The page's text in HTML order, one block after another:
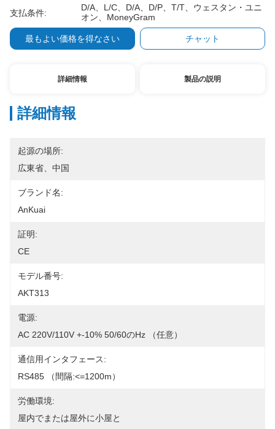
支払条件:
D/A、L/C、D/A、D/P、T/T、ウェスタン・ユニ
オン、MoneyGram
最もよい価格を得なさい チャット
詳細情報 製品の説明
詳細情報
起源の場所:
広東省、中国
ブランド名:
AnKuai
証明:
CE
モデル番号:
AKT313
電源:
AC 220V/110V +-10% 50/60のHz （任意）
通信用インタフェース:
RS485 （間隔:<=1200m）
労働環境:
屋内でまたは屋外に小屋と